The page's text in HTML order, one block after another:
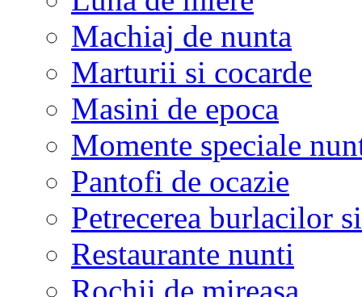
Machiaj de nunta
Marturii si cocarde
Masini de epoca
Momente speciale
Pantofi de ocazie
Petrecerea burlacilor
Restaurante nunti
Rochii de mireasa